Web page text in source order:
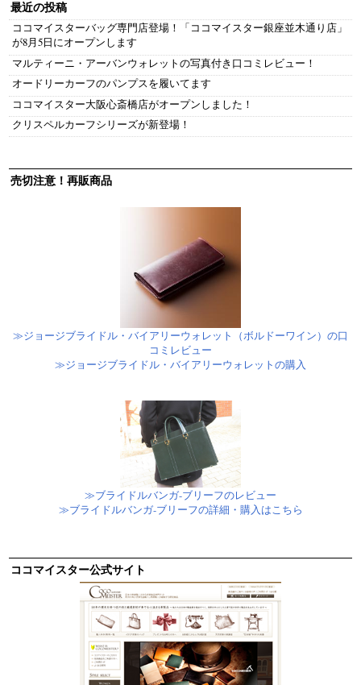
最近の投稿
ココマイスターバッグ専門店登場！「ココマイスター銀座並木通り店」
が8月5日にオープンします
マルティーニ・アーバンウォレットの写真付き口コミレビュー！
オードリーカーフのパンプスを履いてます
ココマイスター大阪心斎橋店がオープンしました！
クリスペルカーフシリーズが新登場！
売切注意！再販商品
≫ジョージブライドル・バイアリーウォレット（ボルドーワイン）の口
コミレビュー
≫ジョージブライドル・バイアリーウォレットの購入
≫ブライドルバンガ-ブリーフのレビュー
≫ブライドルバンガ-ブリーフの詳細・購入はこちら
ココマイスター公式サイト